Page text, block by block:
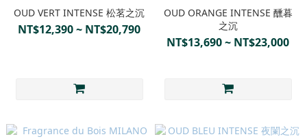
OUD VERT INTENSE 松茗之沉
NT$12,390 ~ NT$20,790
OUD ORANGE INTENSE 醺暮
之沉
NT$13,690 ~ NT$23,000